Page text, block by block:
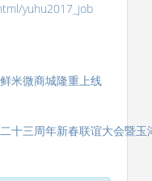
yuhu2017_job
米微商城隆重上线
十三周年新春联谊大会暨